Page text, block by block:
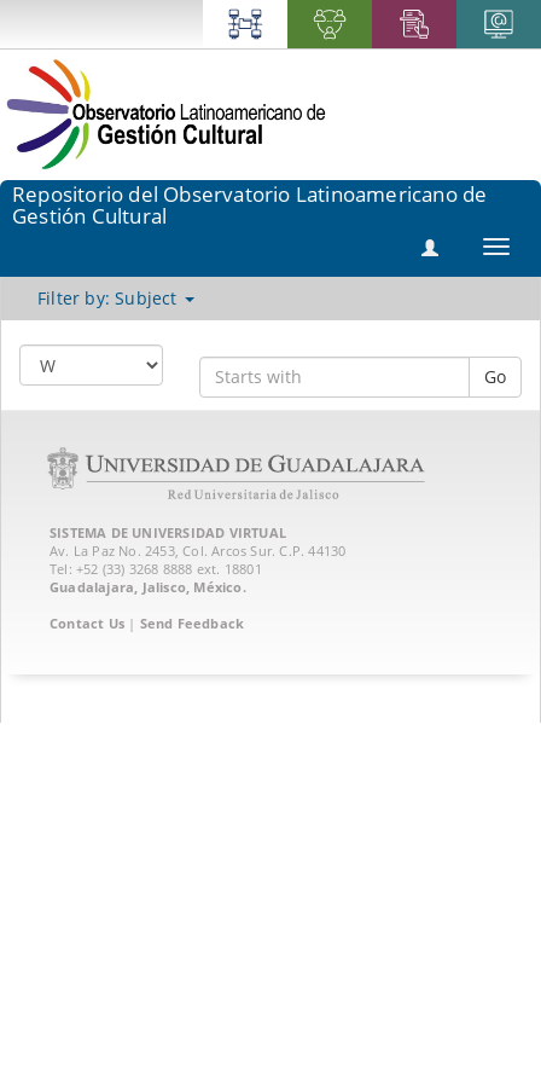
Repositorio del Observatorio Latinoamericano de
Gestión Cultural
Filter by: Subject
Go
SISTEMA DE UNIVERSIDAD VIRTUAL
Av. La Paz No. 2453, Col. Arcos Sur. C.P. 44130
Tel: +52 (33) 3268 8888‏ ext. 18801
Guadalajara, Jalisco, México.
Contact Us | Send Feedback